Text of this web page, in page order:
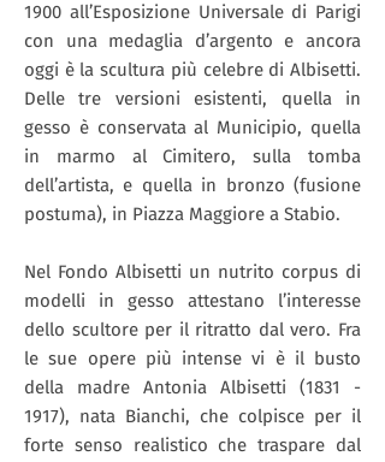
1900 all’Esposizione Universale di Parigi
con una medaglia d’argento e ancora
oggi è la scultura più celebre di Albisetti.
Delle tre versioni esistenti, quella in
gesso è conservata al Municipio, quella
in marmo al Cimitero, sulla tomba
dell’artista, e quella in bronzo (fusione
postuma), in Piazza Maggiore a Stabio.
Nel Fondo Albisetti un nutrito corpus di
modelli in gesso attestano l’interesse
dello scultore per il ritratto dal vero. Fra
le sue opere più intense vi è il busto
della madre Antonia Albisetti (1831 -
1917), nata Bianchi, che colpisce per il
forte senso realistico che traspare dal